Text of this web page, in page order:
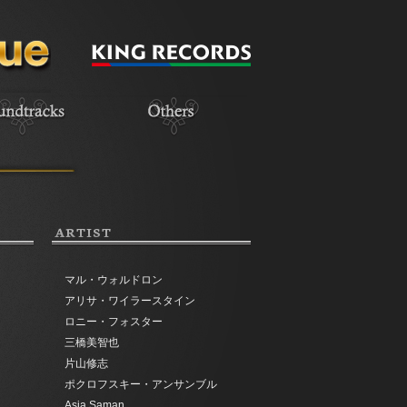
ARTIST
マル・ウォルドロン
アリサ・ワイラースタイン
ロニー・フォスター
三橋美智也
片山修志
ポクロフスキー・アンサンブル